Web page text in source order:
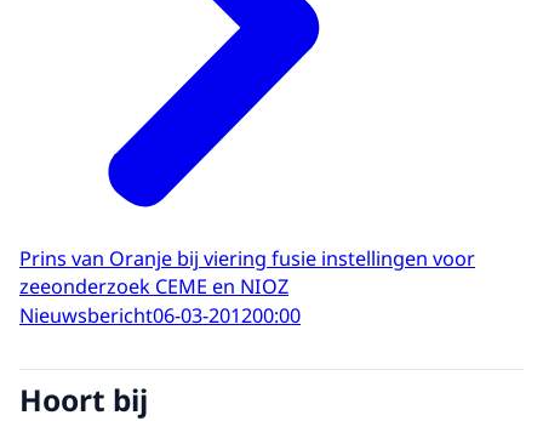
Prins van Oranje bij viering fusie instellingen voor
zeeonderzoek CEME en NIOZ
Nieuwsbericht06-03-201200:00
Hoort bij